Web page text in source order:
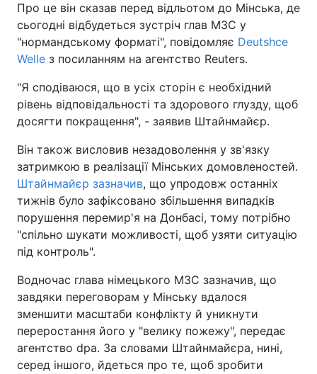
Про це він сказав перед відльотом до Мінська, де
сьогодні відбудеться зустріч глав МЗС у
"нормандському форматі", повідомляє Deutshce
Welle з посиланням на агентство Reuters.
"Я сподіваюся, що в усіх сторін є необхідний
рівень відповідальності та здорового глузду, щоб
досягти покращення", - заявив Штайнмайєр.
Він також висловив незадоволення у зв'язку
затримкою в реалізації Мінських домовленостей.
Штайнмайєр зазначив, що упродовж останніх
тижнів було зафіксовано збільшення випадків
порушення перемир'я на Донбасі, тому потрібно
"спільно шукати можливості, щоб узяти ситуацію
під контроль".
Водночас глава німецького МЗС зазначив, що
завдяки переговорам у Мінську вдалося
зменшити масштаби конфлікту й уникнути
переростання його у "велику пожежу", передає
агентство dpa. За словами Штайнмайєра, нині,
серед іншого, йдеться про те, щоб зробити